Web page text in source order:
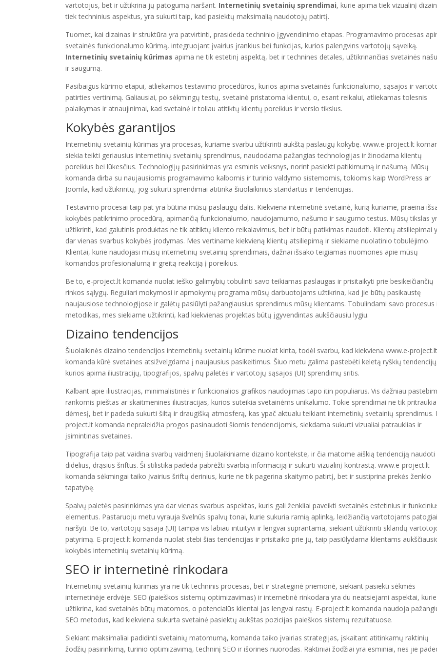
vartotojus, bet ir užtikrina jų patogumą naršant. Internetinių svetainių sprendimai, kurie apima tiek vizualinį
tiek techninius aspektus, yra sukurti taip, kad pasiektų maksimalią naudotojų patirtį.
Tuomet, kai dizainas ir struktūra yra patvirtinti, prasideda techninio įgyvendinimo etapas. Programavimo procesas
svetainės funkcionalumo kūrimą, integruojant įvairius įrankius bei funkcijas, kurios palengvins vartotojų sąveiką.
Internetinių svetainių kūrimas apima ne tik estetinį aspektą, bet ir technines detales, užtikrinančias svetainės
ir saugumą.
Pasibaigus kūrimo etapui, atliekamos testavimo procedūros, kurios apima svetainės funkcionalumo, sąsajos ir
patirties vertinimą. Galiausiai, po sėkmingų testų, svetainė pristatoma klientui, o, esant reikalui, atliekamas tolesnis
palaikymas ir atnaujinimai, kad svetainė ir toliau atitiktų klientų poreikius ir verslo tikslus.
Kokybės garantijos
Internetinių svetainių kūrimas yra procesas, kuriame svarbu užtikrinti aukštą paslaugų kokybę. www.e-project.lt
siekia teikti geriausius internetinių svetainių sprendimus, naudodama pažangias technologijas ir žinodama klientų
poreikius bei lūkesčius. Technologijų pasirinkimas yra esminis veiksnys, norint pasiekti patikimumą ir našumą. Mūsų
komanda dirba su naujausiomis programavimo kalbomis ir turinio valdymo sistemomis, tokiomis kaip WordPress ar
Joomla, kad užtikrintų, jog sukurti sprendimai atitinka šiuolaikinius standartus ir tendencijas.
Testavimo procesai taip pat yra būtina mūsų paslaugų dalis. Kiekviena internetinė svetainė, kurią kuriame, praeina
kokybės patikrinimo procedūrą, apimančią funkcionalumo, naudojamumo, našumo ir saugumo testus. Mūsų tikslas
užtikrinti, kad galutinis produktas ne tik atitiktų kliento reikalavimus, bet ir būtų patikimas naudoti. Klientų atsiliepimai
dar vienas svarbus kokybės įrodymas. Mes vertiname kiekvieną klientų atsiliepimą ir siekiame nuolatinio tobulėjimo.
Klientai, kurie naudojasi mūsų internetinių svetainių sprendimais, dažnai išsako teigiamas nuomones apie mūsų
komandos profesionalumą ir greitą reakciją į poreikius.
Be to, e-project.lt komanda nuolat ieško galimybių tobulinti savo teikiamas paslaugas ir prisitaikyti prie besikeičiančių
rinkos sąlygų. Reguliari mokymosi ir apmokymų programa mūsų darbuotojams užtikrina, kad jie būtų pasikaustę
naujausiose technologijose ir galėtų pasiūlyti pažangiausius sprendimus mūsų klientams. Tobulindami savo procesus
metodikas, mes siekiame užtikrinti, kad kiekvienas projektas būtų įgyvendintas aukščiausiu lygiu.
Dizaino tendencijos
Šiuolaikinės dizaino tendencijos internetinių svetainių kūrime nuolat kinta, todėl svarbu, kad kiekviena www.e-project.lt
komanda kūrė svetaines atsižvelgdama į naujausius pasikeitimus. Šiuo metu galima pastebėti keletą ryškių
kurios apima iliustracijų, tipografijos, spalvų paletės ir vartotojų sąsajos (UI) sprendimų sritis.
Kalbant apie iliustracijas, minimalistinės ir funkcionalios grafikos naudojimas tapo itin populiarus. Vis dažniau
rankomis pieštas ar skaitmenines iliustracijas, kurios suteikia svetainėms unikalumo. Tokie sprendimai ne tik pritraukia
dėmesį, bet ir padeda sukurti šiltą ir draugišką atmosferą, kas ypač aktualu teikiant internetinių svetainių sprendimus.
project.lt komanda nepraleidžia progos pasinaudoti šiomis tendencijomis, siekdama sukurti vizualiai patrauklias ir
įsimintinas svetaines.
Tipografija taip pat vaidina svarbų vaidmenį šiuolaikiniame dizaino kontekste, ir čia matome aiškią tendenciją naudoti
didelius, drąsius šriftus. Ši stilistika padeda pabrėžti svarbią informaciją ir sukurti vizualinį kontrastą. www.e-project.lt
komanda sėkmingai taiko įvairius šriftų derinius, kurie ne tik pagerina skaitymo patirtį, bet ir sustiprina prekės ženklo
tapatybę.
Spalvų paletės pasirinkimas yra dar vienas svarbus aspektas, kuris gali ženkliai paveikti svetainės estetinius ir
elementus. Pastaruoju metu vyrauja švelnūs spalvų tonai, kurie sukuria ramią aplinką, leidžiančią vartotojams patogiai
naršyti. Be to, vartotojų sąsaja (UI) tampa vis labiau intuityvi ir lengvai suprantama, siekiant užtikrinti sklandų
patyrimą. E-project.lt komanda nuolat stebi šias tendencijas ir prisitaiko prie jų, taip pasiūlydama klientams
kokybės internetinių svetainių kūrimą.
SEO ir internetinė rinkodara
Internetinių svetainių kūrimas yra ne tik techninis procesas, bet ir strateginė priemonė, siekiant pasiekti sėkmės
internetinėje erdvėje. SEO (paieškos sistemų optimizavimas) ir internetinė rinkodara yra du neatsiejami aspektai, kurie
užtikrina, kad svetainės būtų matomos, o potencialūs klientai jas lengvai rastų. E-project.lt komanda naudoja
SEO metodus, kad kiekviena sukurta svetainė pasiektų aukštas pozicijas paieškos sistemų rezultatuose.
Siekiant maksimaliai padidinti svetainių matomumą, komanda taiko įvairias strategijas, įskaitant atitinkamų raktinių
žodžių pasirinkimą, turinio optimizavimą, techninį SEO ir išorines nuorodas. Raktiniai žodžiai yra esminiai, nes jie